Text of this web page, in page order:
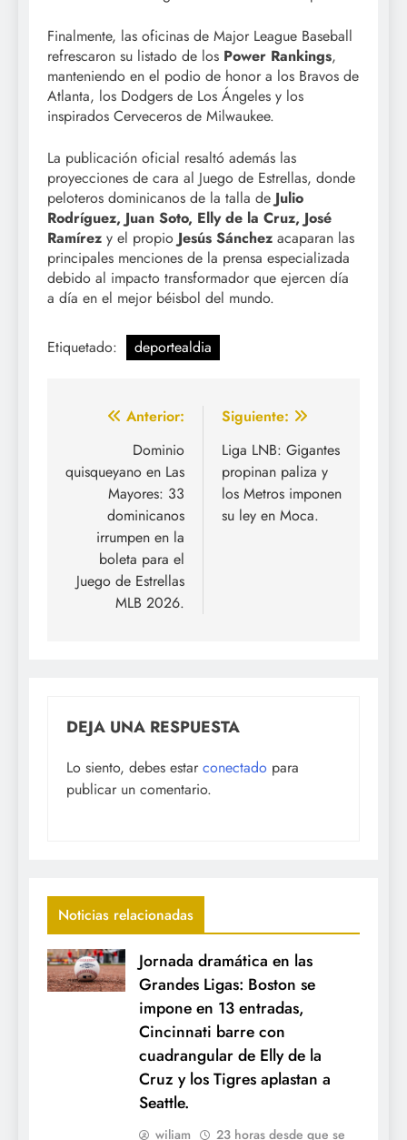
Finalmente, las oficinas de Major League Baseball
refrescaron su listado de los Power Rankings,
manteniendo en el podio de honor a los Bravos de
Atlanta, los Dodgers de Los Ángeles y los
inspirados Cerveceros de Milwaukee.
La publicación oficial resaltó además las
proyecciones de cara al Juego de Estrellas, donde
peloteros dominicanos de la talla de Julio
Rodríguez, Juan Soto, Elly de la Cruz, José
Ramírez y el propio Jesús Sánchez acaparan las
principales menciones de la prensa especializada
debido al impacto transformador que ejercen día
a día en el mejor béisbol del mundo.
Etiquetado: deportealdia
Navegación
entradas
Anterior:
Dominio
quisqueyano en Las
Mayores: 33
dominicanos
irrumpen en la
boleta para el
Juego de Estrellas
MLB 2026.
Siguiente:
Liga LNB: Gigantes
propinan paliza y
los Metros imponen
su ley en Moca.
DEJA UNA RESPUESTA
Lo siento, debes estar conectado para
publicar un comentario.
Noticias relacionadas
Jornada dramática en las
Grandes Ligas: Boston se
impone en 13 entradas,
Cincinnati barre con
cuadrangular de Elly de la
Cruz y los Tigres aplastan a
Seattle.
wiliam
23 horas desde que se